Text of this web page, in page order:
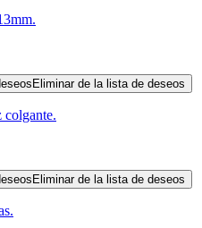
Eliminar de la lista de deseos
colgante.
Eliminar de la lista de deseos